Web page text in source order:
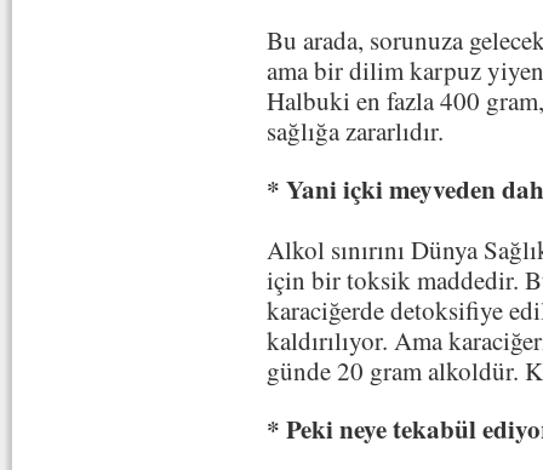
Bu arada, sorunuza
ama bir dilim karpuz
Halbuki en fazla 400
sağlığa zararlıdır.
* Yani içki meyveden
Alkol sınırını Dünya
için bir toksik maddedir.
karaciğerde detoksifiye
kaldırılıyor. Ama
günde 20 gram alkoldür.
* Peki neye tekabül